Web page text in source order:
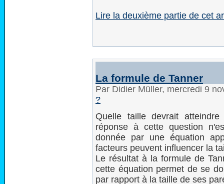
Lire la deuxième partie de cet
La formule de Tanner
Par Didier Müller, mercredi 9
?
Quelle taille devrait
réponse à cette question
donnée par une équation
facteurs peuvent influencer la
Le résultat à la formule de
cette équation permet de se
par rapport à la taille de ses